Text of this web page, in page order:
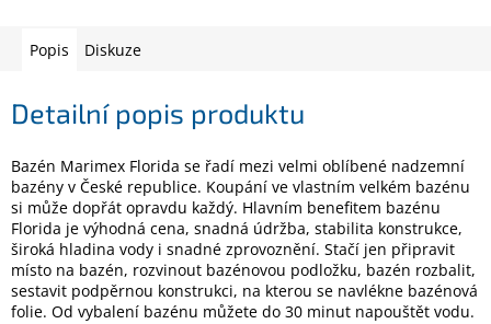
notebooky
Elektronika
Domácnost
%
Black
Friday
Popis Diskuze
Detailní popis produktu
Bazén Marimex Florida se řadí mezi velmi oblíbené nadzemní
bazény v České republice. Koupání ve vlastním velkém bazénu
si může dopřát opravdu každý. Hlavním benefitem bazénu
Florida je výhodná cena, snadná údržba, stabilita konstrukce,
široká hladina vody i snadné zprovoznění. Stačí jen připravit
místo na bazén, rozvinout bazénovou podložku, bazén rozbalit,
sestavit podpěrnou konstrukci, na kterou se navlékne bazénová
folie. Od vybalení bazénu můžete do 30 minut napouštět vodu.